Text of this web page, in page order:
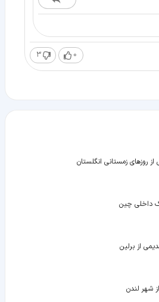
0
3
روزهای زمستانی انگلستان
داخلی چین
از برلین
شهر لندن